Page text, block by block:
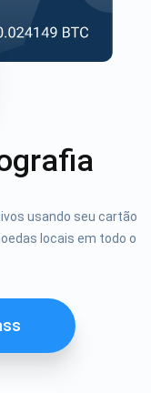
usando seu cartão
locais em todo o